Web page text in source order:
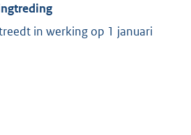
in werking op 1 januari